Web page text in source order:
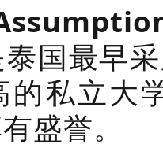
泰国最早
的私立大
盛誉。